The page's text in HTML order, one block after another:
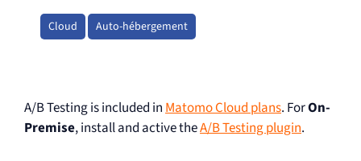
Cloud Auto-hébergement
A/B Testing is included in Matomo Cloud plans. ForOn-
Premise, install and active theA/B Testing plugin.